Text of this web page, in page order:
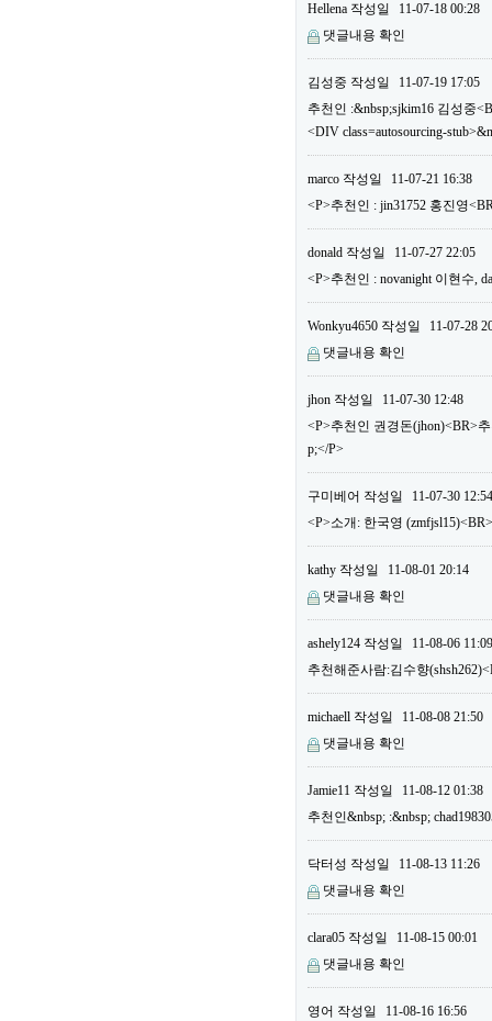
Hellena 작성일
11-07-18 00:28
댓글내용 확인
김성중 작성일
11-07-19 17:05
추천인 :&nbsp;sjkim16 김성중
<DIV class=autosourcing-
marco 작성일
11-07-21 16:38
<P>추천인 : jin31752 홍진영
donald 작성일
11-07-27 22:05
<P>추천인 : novanight 이현수,
Wonkyu4650 작성일
11-07-28
댓글내용 확인
jhon 작성일
11-07-30 12:48
<P>추천인 권경돈(jhon)<BR>
p;</P>
구미베어 작성일
11-07-30 12:54
<P>소개: 한국영
kathy 작성일
11-08-01 20:14
댓글내용 확인
ashely124 작성일
11-08-06 11:09
추천해준사람:김수향
michaell 작성일
11-08-08 21:50
댓글내용 확인
Jamie11 작성일
11-08-12 01:38
추천인&nbsp; :&nbsp;
닥터성 작성일
11-08-13 11:26
댓글내용 확인
clara05 작성일
11-08-15 00:01
댓글내용 확인
영어 작성일 11-08-16 16:56